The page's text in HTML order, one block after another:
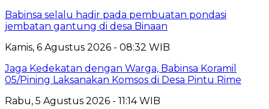
Babinsa selalu hadir pada pembuatan pondasi
jembatan gantung di desa Binaan
Kamis, 6 Agustus 2026 - 08:32 WIB
Jaga Kedekatan dengan Warga, Babinsa Koramil
05/Pining Laksanakan Komsos di Desa Pintu Rime
Rabu, 5 Agustus 2026 - 11:14 WIB